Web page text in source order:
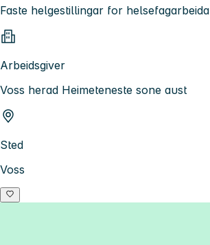
Faste helgestillingar for
Arbeidsgiver
Voss herad Heimeteneste sone aust
Sted
Voss